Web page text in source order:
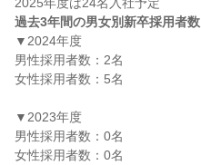
過去3年間の男女別新卒採用者数
▼2024年度
男性採用者数：2名
女性採用者数：5名
▼2023年度
男性採用者数：0名
女性採用者数：0名